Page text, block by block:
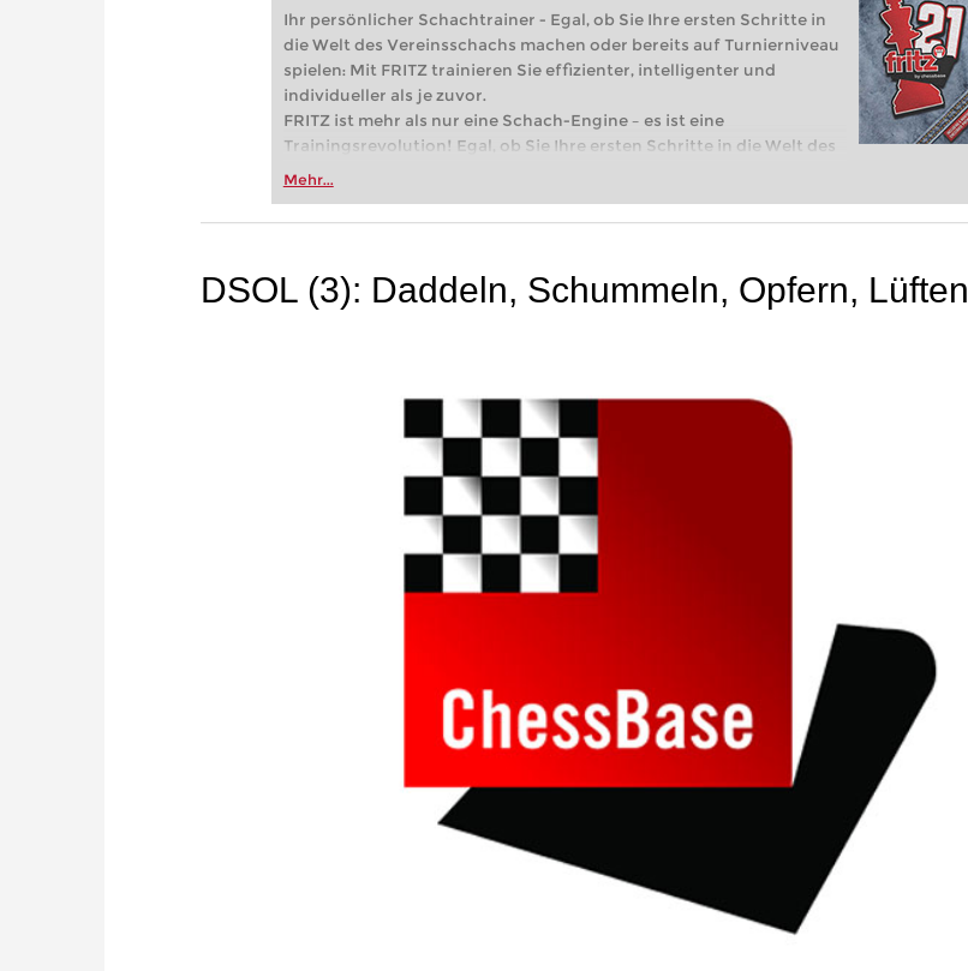
Ihr persönlicher Schachtrainer - Egal, ob Sie Ihre ersten Schritte in
die Welt des Vereinsschachs machen oder bereits auf Turnierniveau
spielen: Mit FRITZ trainieren Sie effizienter, intelligenter und
individueller als je zuvor.
FRITZ ist mehr als nur eine Schach-Engine – es ist eine
Trainingsrevolution! Egal, ob Sie Ihre ersten Schritte in die Welt des
Vereinsschachs machen oder bereits auf Turnierniveau spielen: Mit
zuvor.
Mehr...
DSOL (3): Daddeln, Schummeln, Opfern, Lüften